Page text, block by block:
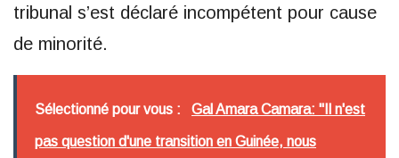
tribunal s’est déclaré incompétent pour cause
de minorité.
Sélectionné pour vous : Gal Amara Camara: "Il n'est
pas question d'une transition en Guinée, nous